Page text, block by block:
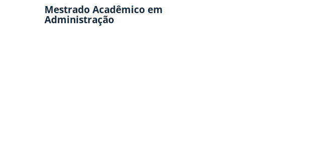
Mestrado Acadêmico em
Administração